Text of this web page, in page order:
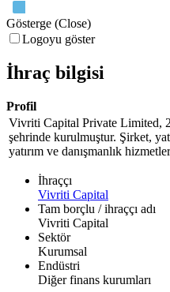
Gösterge (Close)
Logoyu göster
İhraç bilgisi
Profil
Vivriti Capital Private Limited,
şehrinde kurulmuştur. Şirket,
yatırım ve danışmanlık
İhraççı
Vivriti Capital
Tam borçlu / ihraççı adı
Vivriti Capital
Sektör
Kurumsal
Endüstri
Diğer finans kurumları